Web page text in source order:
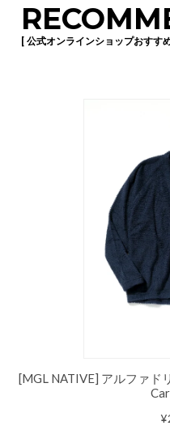
[ 公式オンラインショップおすす